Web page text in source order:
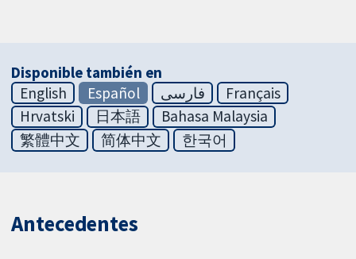
Disponible también en
English
Español فارسی
Français
Hrvatski
日本語
Bahasa Malaysia
繁體中文
简体中文 한국어
Antecedentes